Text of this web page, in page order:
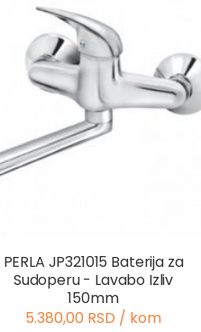
PERLA JP321015 Baterija za
Sudoperu - Lavabo Izliv
150mm
5.380,00 RSD / kom